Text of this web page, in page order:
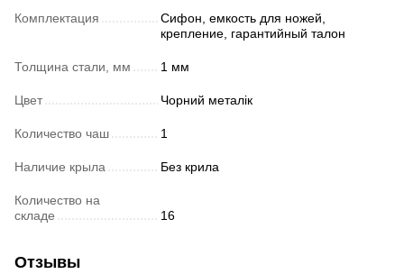
Комплектация
Сифон, емкость для ножей,
крепление, гарантийный талон
Толщина стали, мм 1 мм
Цвет Чорний металік
Количество чаш 1
Наличие крыла Без крила
Количество на
складе
16
Отзывы